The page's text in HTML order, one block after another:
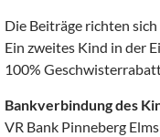
Die Beiträge richten
Ein zweites Kind in der
100%
Bankverbindung des
VR Bank Pinneberg